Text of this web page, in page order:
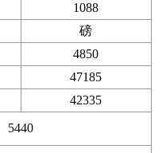
1088
磅
4850
47185
42335
5440